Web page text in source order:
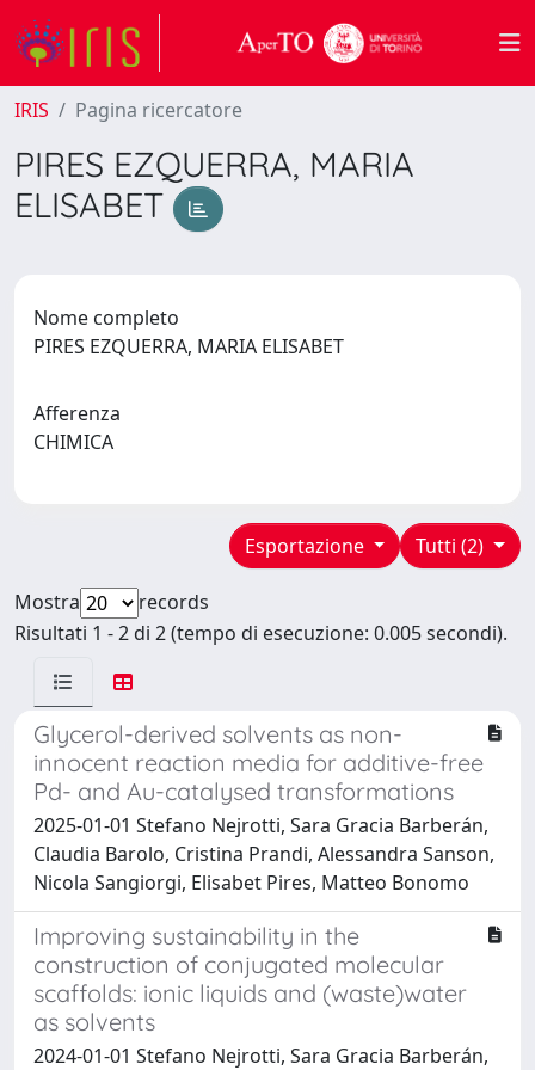
IRIS Pagina ricercatore
PIRES EZQUERRA, MARIA
ELISABET
Nome completo
PIRES EZQUERRA, MARIA ELISABET
Afferenza
CHIMICA
Tutti (2)
Esportazione
Mostra
records
Risultati 1 - 2 di 2 (tempo di esecuzione: 0.005 secondi).
Glycerol-derived solvents as non-
innocent reaction media for additive-free
Pd- and Au-catalysed transformations
2025-01-01 Stefano Nejrotti, Sara Gracia Barberán,
Claudia Barolo, Cristina Prandi, Alessandra Sanson,
Nicola Sangiorgi, Elisabet Pires, Matteo Bonomo
Improving sustainability in the
construction of conjugated molecular
scaffolds: ionic liquids and (waste)water
as solvents
2024-01-01 Stefano Nejrotti, Sara Gracia Barberán,